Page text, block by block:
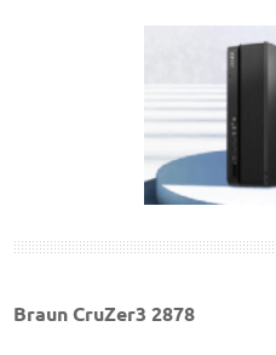
Braun CruZer3 2878